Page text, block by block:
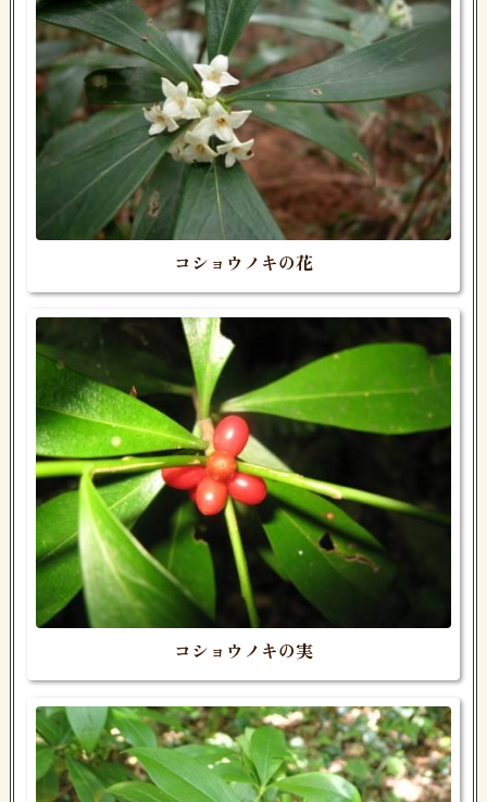
コショウノキの花
コショウノキの実